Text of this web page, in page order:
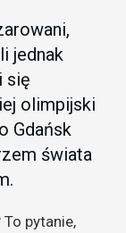
jednak
się
olimpijski
Gdańsk
świata
pytanie,